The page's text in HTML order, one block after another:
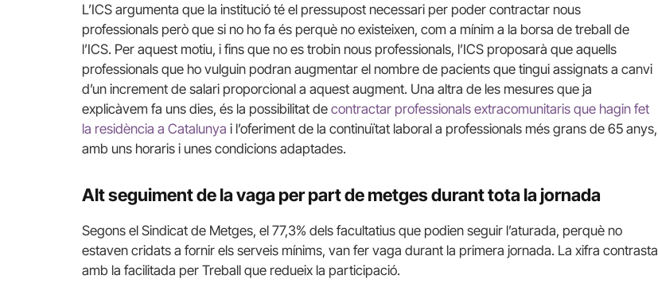
L’ICS argumenta que la institució té el pressupost necessari per poder contractar nous
professionals però que si no ho fa és perquè no existeixen, com a mínim a la borsa de treball de
l’ICS. Per aquest motiu, i fins que no es trobin nous professionals, l’ICS proposarà que aquells
professionals que ho vulguin podran augmentar el nombre de pacients que tingui assignats a canvi
d’un increment de salari proporcional a aquest augment. Una altra de les mesures que ja
explicàvem fa uns dies, és la possibilitat de contractar professionals extracomunitaris que hagin fet
la residència a Catalunya i l’oferiment de la continuïtat laboral a professionals més grans de 65 anys,
amb uns horaris i unes condicions adaptades.
Alt seguiment de la vaga per part de metges durant tota la jornada
Segons el Sindicat de Metges, el 77,3% dels facultatius que podien seguir l’aturada, perquè no
estaven cridats a fornir els serveis mínims, van fer vaga durant la primera jornada. La xifra contrasta
amb la facilitada per Treball que redueix la participació.